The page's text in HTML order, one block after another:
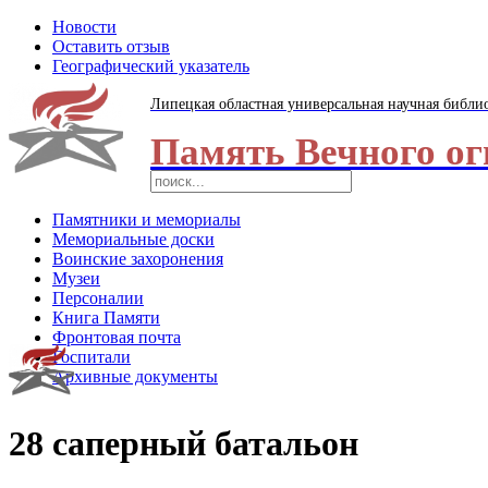
Новости
Оставить отзыв
Географический указатель
Липецкая областная универсальная научная
Память Вечного
Памятники и мемориалы
Мемориальные доски
Воинские захоронения
Музеи
Персоналии
Книга Памяти
Фронтовая почта
Госпитали
Архивные документы
28 саперный батальон